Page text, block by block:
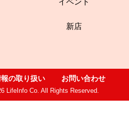
イベント
新店
の取り扱い お問い合わせ
LifeInfo Co. All Rights Reserved.